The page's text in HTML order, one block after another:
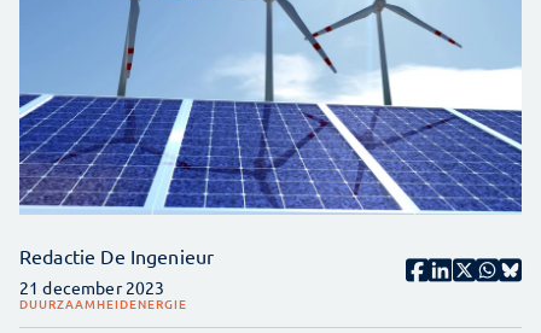
Redactie De Ingenieur
21 december 2023
DUURZAAMHEIDENERGIE